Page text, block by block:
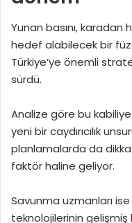
Yunan basını,
hedef alabilecek bir
Türkiye’ye önemli
sürdü.
Analize göre bu
yeni bir caydırıcılık
planlamalarda da
faktör haline geliyor.
Savunma uzmanları
teknolojilerinin